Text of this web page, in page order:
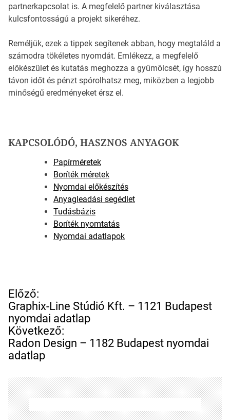
partnerkapcsolat is. A megfelelő partner kiválasztása
kulcsfontosságú a projekt sikeréhez.
Reméljük, ezek a tippek segítenek abban, hogy megtaláld a
számodra tökéletes nyomdát. Emlékezz, a megfelelő
előkészület és kutatás meghozza a gyümölcsét, így hosszú
távon időt és pénzt spórolhatsz meg, miközben a legjobb
minőségű eredményeket érsz el.
KAPCSOLÓDÓ, HASZNOS ANYAGOK
Papírméretek
Boríték méretek
Nyomdai előkészítés
Anyagleadási segédlet
Tudásbázis
Boríték nyomtatás
Nyomdai adatlapok
B
e
j
e
g
y
z
é
s
n
Előző:
Graphix-Line Stúdió Kft. – 1121 Budapest
nyomdai adatlap
Következő:
Radon Design – 1182 Budapest nyomdai
adatlap